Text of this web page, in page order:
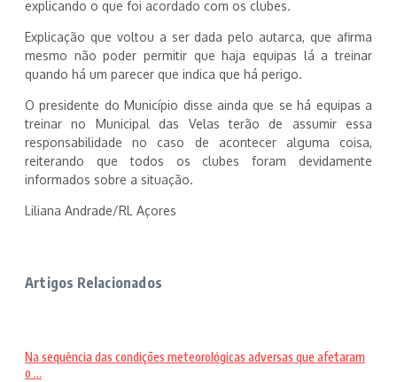
explicando o que foi acordado com os clubes.
Explicação que voltou a ser dada pelo autarca, que afirma
mesmo não poder permitir que haja equipas lá a treinar
quando há um parecer que indica que há perigo.
O presidente do Município disse ainda que se há equipas a
treinar no Municipal das Velas terão de assumir essa
responsabilidade no caso de acontecer alguma coisa,
reiterando que todos os clubes foram devidamente
informados sobre a situação.
Liliana Andrade/RL Açores
Artigos Relacionados
Na sequência das condições meteorológicas adversas que afetaram
o ...